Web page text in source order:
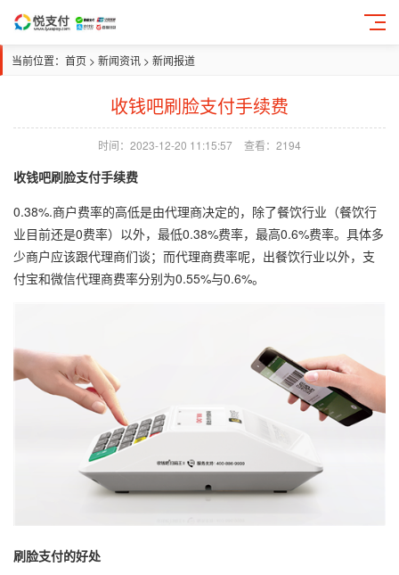
当前位置： 首页 > 新闻资讯 > 新闻报道
收钱吧刷脸支付手续费
时间：2023-12-20 11:15:57 查看：2194
收钱吧刷脸支付手续费
0.38%.商户费率的高低是由代理商决定的，除了餐饮行业（餐饮行
业目前还是0费率）以外，最低0.38%费率，最高0.6%费率。具体多
少商户应该跟代理商们谈；而代理商费率呢，出餐饮行业以外，支
付宝和微信代理商费率分别为0.55%与0.6%。
刷脸支付的好处